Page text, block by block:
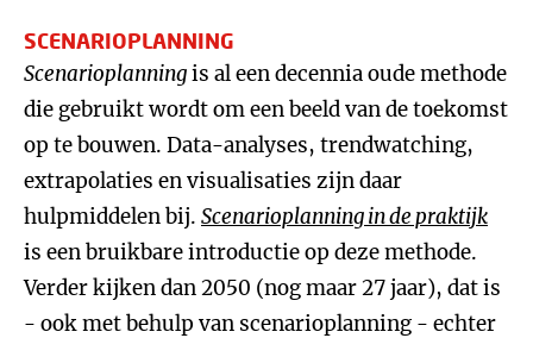
SCENARIOPLANNING
Scenarioplanningis al een decennia oude methode
die gebruikt wordt om een beeld van de toekomst
op te bouwen. Data-analyses, trendwatching,
extrapolaties en visualisaties zijn daar
hulpmiddelen bij. Scenarioplanning in de praktijk
is een bruikbare introductie op deze methode.
Verder kijken dan 2050 (nog maar 27 jaar), dat is
- ook met behulp van scenarioplanning - echter